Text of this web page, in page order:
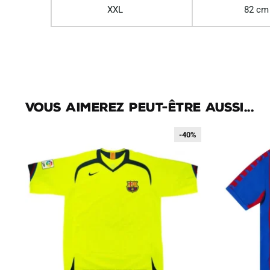
XXL 82 cm
Vous aimerez peut-être aussi...
-40%
-40%